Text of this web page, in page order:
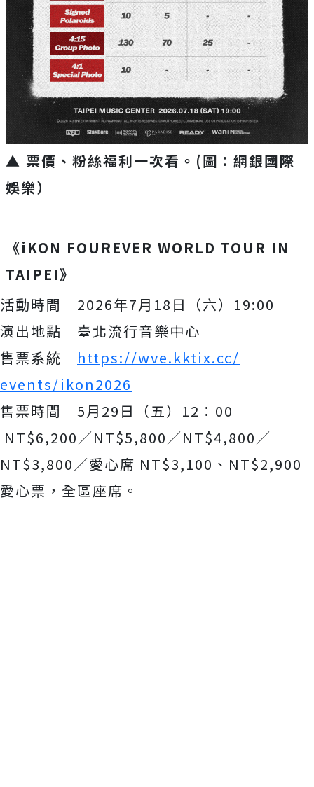
▲ 票價、粉絲福利一次看。(圖：網銀國際
娛樂）
《iKON FOUREVER WORLD TOUR IN
TAIPEI》
活動時間｜2026年7月18日（六）19:00
演出地點｜臺北流行音樂中心
售票系統｜ https://wve.kktix.cc/
events/ikon2026
售票時間｜5月29日（五）12：00
NT$6,200／NT$5,800／NT$4,800／
NT$3,800／愛心席 NT$3,100、NT$2,900
愛心票，全區座席。